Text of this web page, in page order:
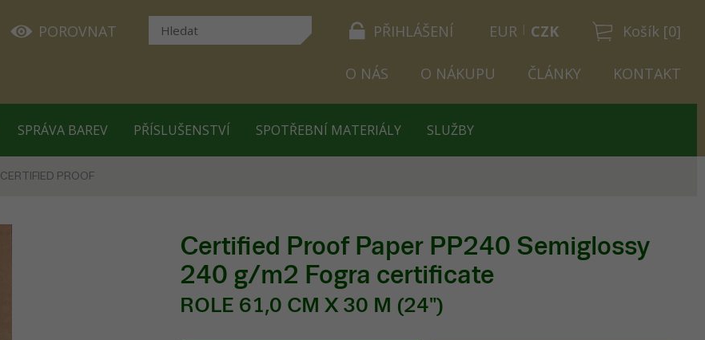
PŘIHLÁŠENÍ Košík [0]
POROVNAT EUR CZK
O NÁS O NÁKUPU ČLÁNKY KONTAKT
SPRÁVA BAREV PŘÍSLUŠENSTVÍ SPOTŘEBNÍ MATERIÁLY SLUŽBY
CERTIFIED PROOF
Certified Proof Paper PP240 Semiglossy
240 g/m2 Fogra certificate
ROLE 61,0 CM X 30 M (24")